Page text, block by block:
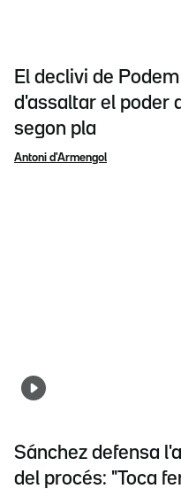
El declivi de
d'assaltar el poder
segon pla
Antoni d'Armengol
Sánchez defensa
del procés: "Toca